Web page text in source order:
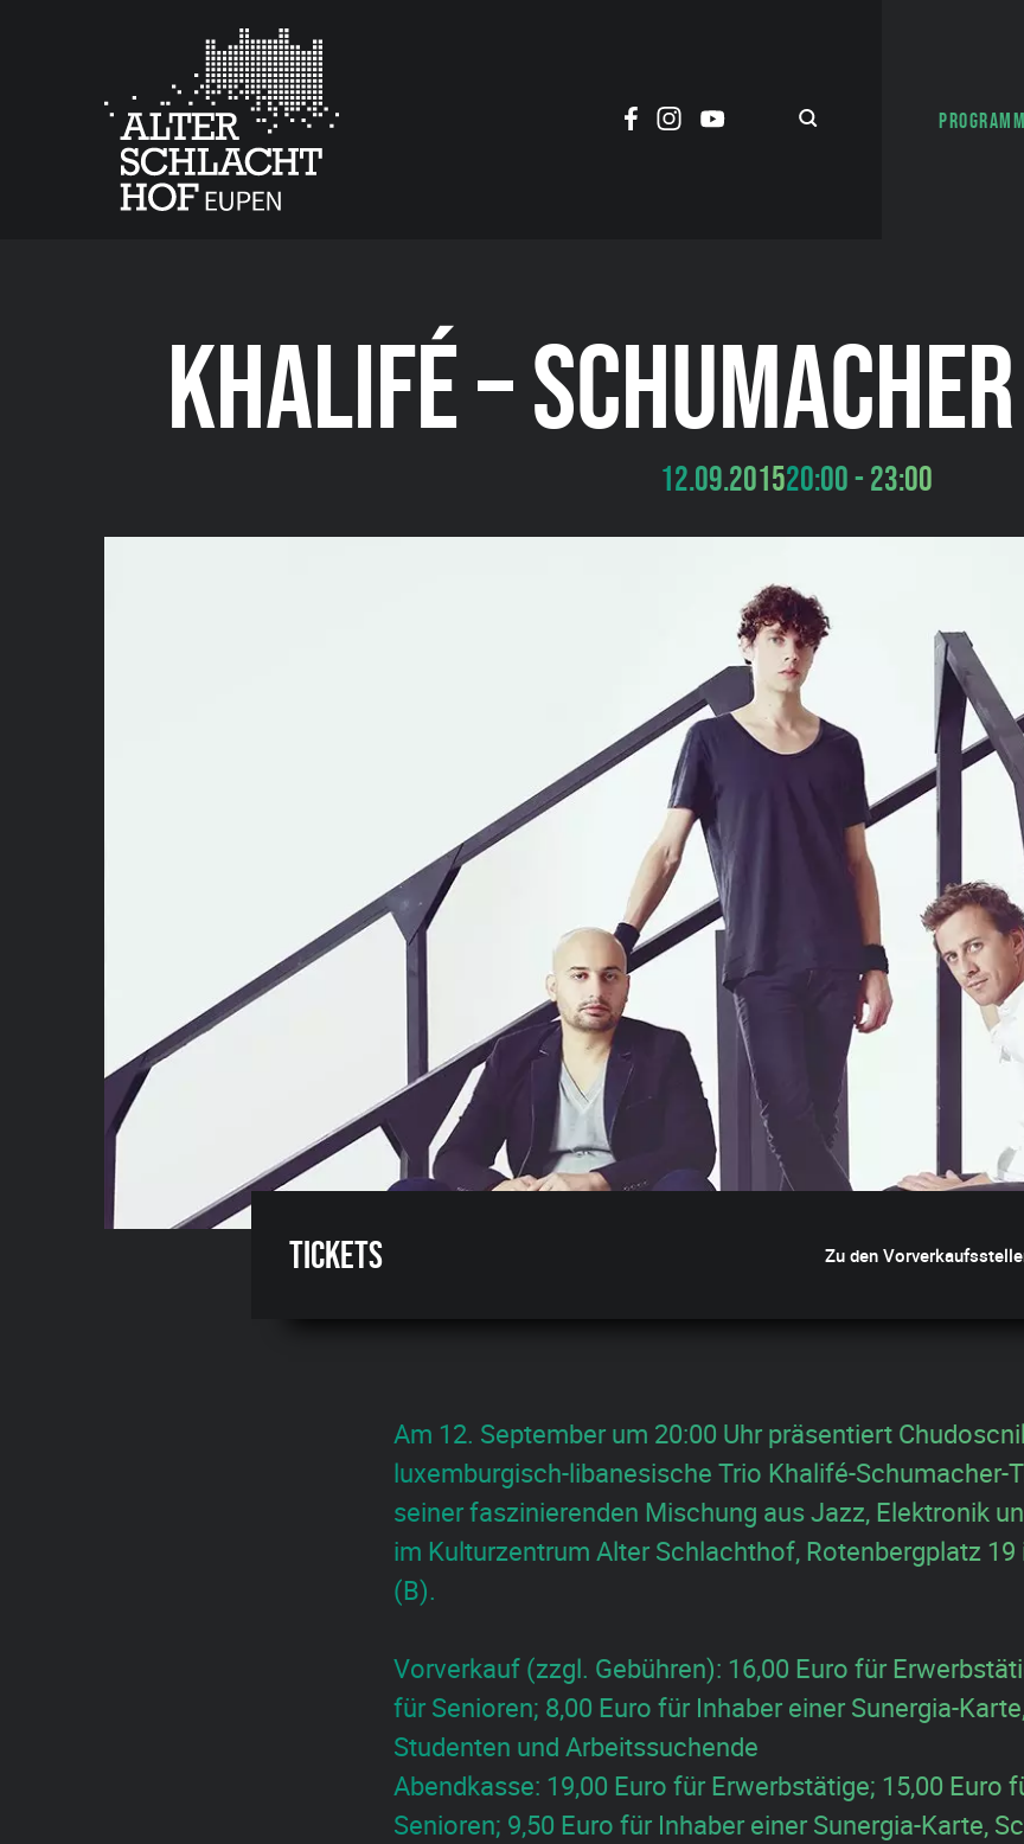
PROGRAMM
KHALIFÉ –
12.09.201520:00 - 23:00
Tickets Zu den
Am 12. September um 20:00 Uhr präsentiert
luxemburgisch-libanesische Trio Khalifé-Schumacher-
seiner faszinierenden Mischung aus Jazz, Elektronik
im Kulturzentrum Alter Schlachthof, Rotenbergplatz 19
(B).
Vorverkauf (zzgl. Gebühren): 16,00 Euro für
für Senioren; 8,00 Euro für Inhaber einer Sunergia-
Studenten und Arbeitssuchende
Abendkasse: 19,00 Euro für Erwerbstätige; 15,00 Euro
Senioren; 9,50 Euro für Inhaber einer Sunergia-Karte,